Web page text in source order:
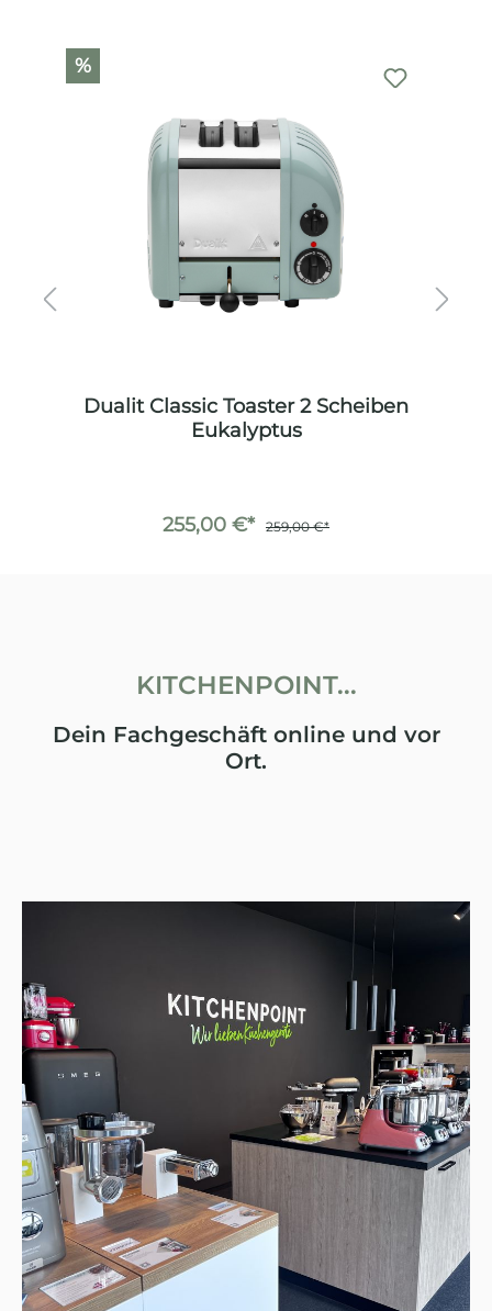
Produktgalerie überspringen
%
Dualit Classic Toaster 2 Scheiben
Eukalyptus
255,00 €* 259,00 €*
KITCHENPOINT...
Dein Fachgeschäft online und vor
Ort.